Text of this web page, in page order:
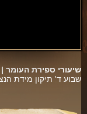
שיעורי ספירת העומר |
שבוע ד' תיקון מידת